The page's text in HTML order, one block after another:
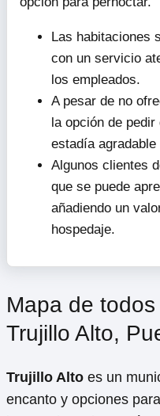
+1 787-507-6969
Web no disponible
Información y
Hotel Presidente
y relajarse. Sus
opción para pernoctar.
Las habitaciones
los empleados.
A pesar de no